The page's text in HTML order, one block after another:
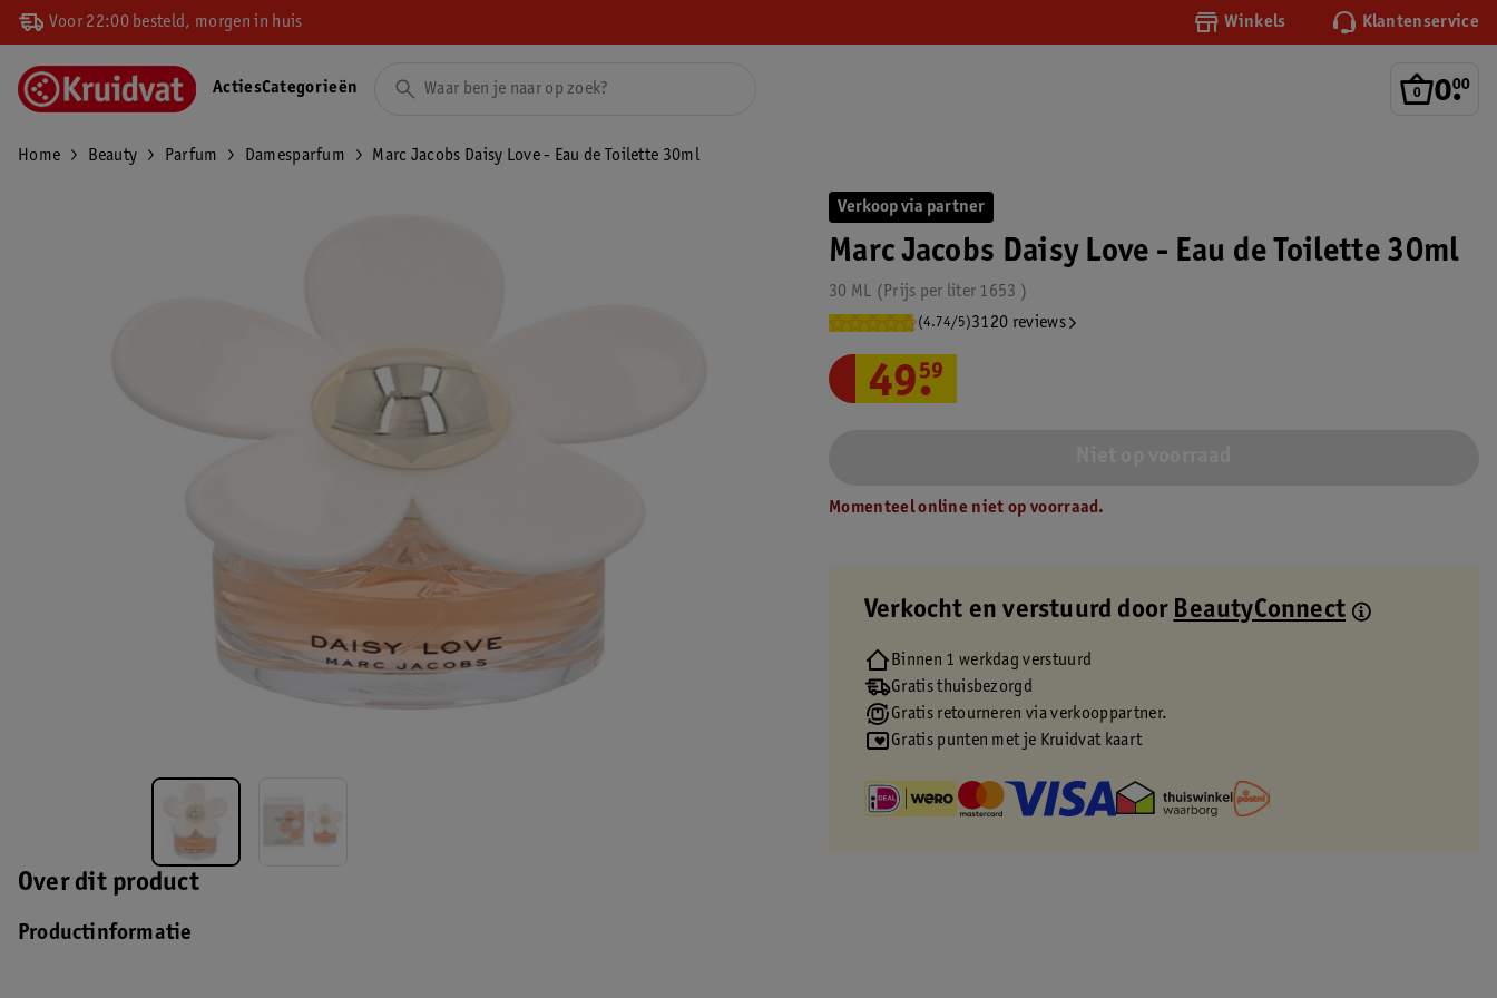
Voor 22:00 besteld, morgen in huis Winkels Klantenservice
0.
00
ActiesCategorieën
Home Beauty Parfum Damesparfum Marc Jacobs Daisy Love - Eau de Toilette 30ml
Over dit product
Productinformatie
Verkoop via partner
Marc Jacobs Daisy Love - Eau de Toilette 30ml
30 ML 1653
Prijs per liter
(4.74/5)3120 reviews
49.
59
Momenteel online niet op voorraad.
Verkocht en verstuurd door BeautyConnect
Binnen 1 werkdag verstuurd
Gratis thuisbezorgd
Gratis retourneren via verkooppartner.
Gratis punten met je Kruidvat kaart